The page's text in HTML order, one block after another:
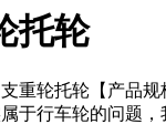
托轮
支重轮托轮【产品
于行车轮的问题